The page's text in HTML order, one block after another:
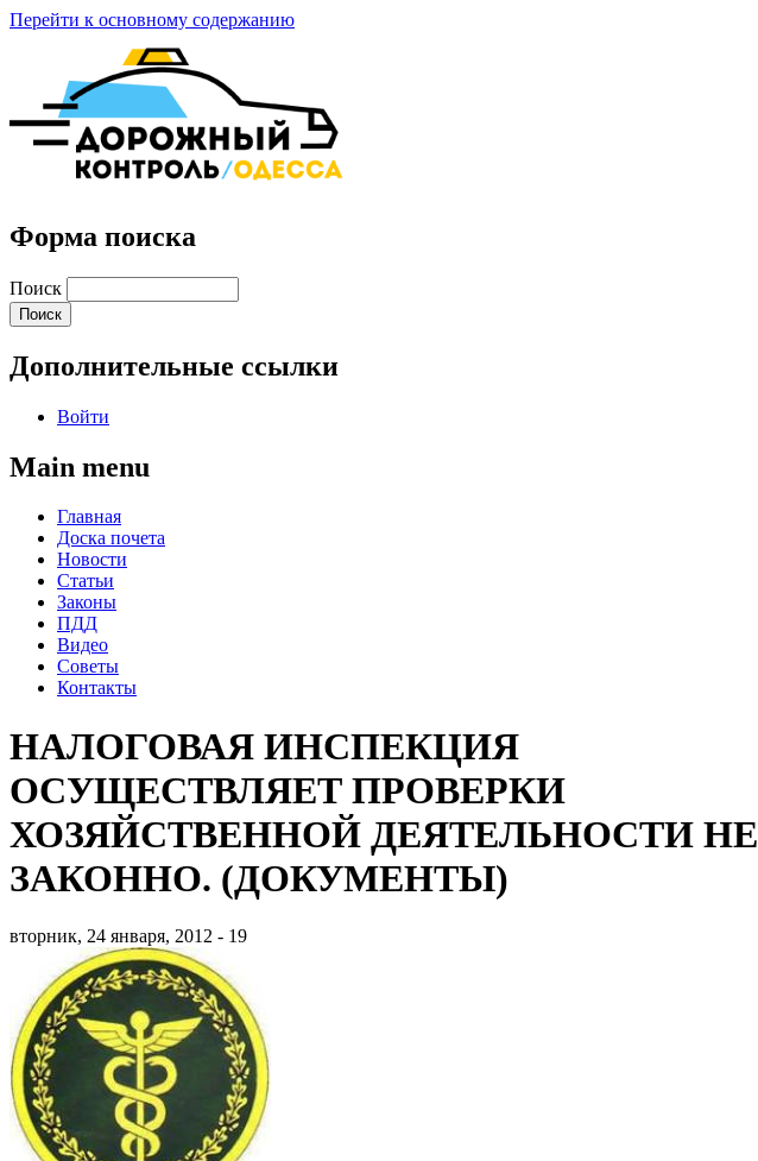
Перейти к основному содержанию
Форма поиска
Поиск
Дополнительные ссылки
Войти
Main menu
Главная
Доска почета
Новости
Статьи
Законы
ПДД
Видео
Советы
Контакты
НАЛОГОВАЯ ИНСПЕКЦИЯ
ОСУЩЕСТВЛЯЕТ ПРОВЕРКИ
ХОЗЯЙСТВЕННОЙ ДЕЯТЕЛЬНОСТИ НЕ
ЗАКОННО. (ДОКУМЕНТЫ)
вторник, 24 января, 2012 - 19